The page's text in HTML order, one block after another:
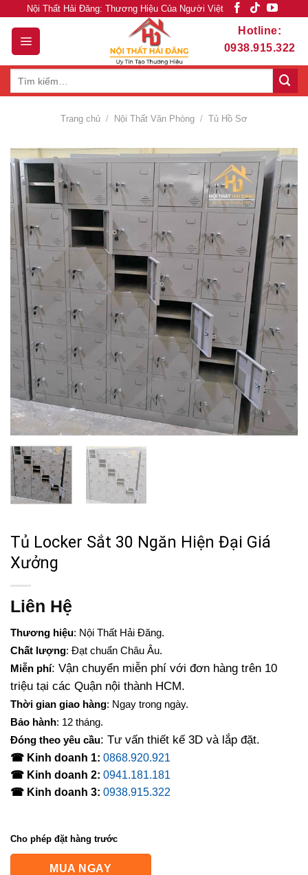
content
Nội Thất Hải Đăng: Thương Hiệu Của Người Việt
Hotline:
0938.915.322
Trang chủ / Nội Thất Văn Phòng / Tủ Hồ Sơ
Tủ Locker Sắt 30 Ngăn Hiện Đại Giá
Xưởng
Liên Hệ
Thương hiệu: Nội Thất Hải Đăng.
Chất lượng: Đạt chuẩn Châu Âu.
Miễn phí: Vận chuyển miễn phí với đơn hàng trên 10
triệu tại các Quận nội thành HCM.
Thời gian giao hàng: Ngay trong ngày.
Bảo hành: 12 tháng.
Đóng theo yêu cầu: Tư vấn thiết kế 3D và lắp đặt.
☎ Kinh doanh 1: 0868.920.921
☎ Kinh doanh 2: 0941.181.181
☎ Kinh doanh 3: 0938.915.322
Cho phép đặt hàng trước
MUA NGAY